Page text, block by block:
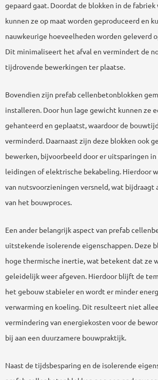
gepaard gaat. Doordat de blokken in de
kunnen ze op maat worden geproduceerd en
nauwkeurige hoeveelheden worden geleverd
Dit minimaliseert het afval en vermindert de
tijdrovende bewerkingen ter plaatse.
Bovendien zijn prefab cellenbetonblokken
installeren. Door hun lage gewicht kunnen ze
gehanteerd en geplaatst, waardoor de
verminderd. Daarnaast zijn deze blokken ook
bewerken, bijvoorbeeld door er uitsparingen
leidingen of elektrische bekabeling. Hierdoor
van nutsvoorzieningen versneld, wat bijdraagt
van het bouwproces.
Een ander belangrijk aspect van prefab
uitstekende isolerende eigenschappen. Deze
hoge thermische inertie, wat betekent dat ze
geleidelijk weer afgeven. Hierdoor blijft de
het gebouw stabieler en wordt er minder
verwarming en koeling. Dit resulteert niet
vermindering van energiekosten voor de
bij aan een duurzamere bouwpraktijk.
Naast de tijdsbesparing en de isolerende